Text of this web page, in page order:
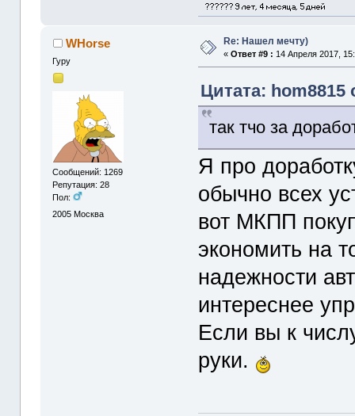
WHorse
Гуру
Сообщений: 1269
Репутация: 28
Пол:
2005 Москва
Re: Нашел мечту)
«Ответ #9 : 14 Апреля 2017,
Цитата: hom8815
так тчо за
Я про
обычно всех
вот МКПП
экономить на
надежности
интереснее
Если вы к
руки.